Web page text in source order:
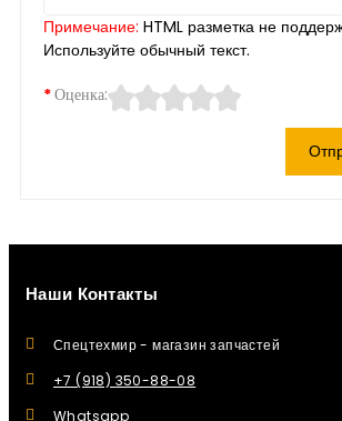
Примечание: HTML разметка не
Используйте обычный текст.
Оценка:
Наши Контакты
Спецтехмир - магазин запчастей
+7 (918) 350-88-08
Whatsapp